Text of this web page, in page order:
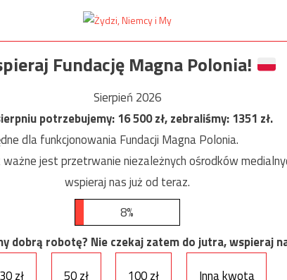
Fundację Magna Polonia!
Sierpień 2026
potrzebujemy:16 500zł, zebraliśmy:1351 zł.
dla funkcjonowania Fundacji Magna Polonia.
jest przetrwanie niezależnych ośrodków
wspieraj nas już od teraz.
8%
dobrą robotę? Nie czekaj zatem do jutra, wspieraj
30 zł
50 zł 100 zł Inna kwota